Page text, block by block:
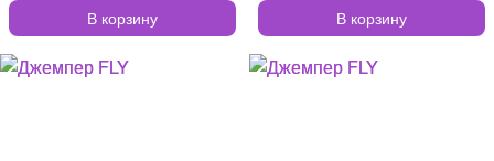
В корзину В корзину